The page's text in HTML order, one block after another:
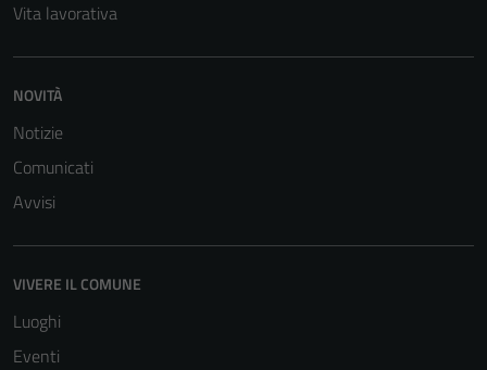
Vita lavorativa
NOVITÀ
Notizie
Comunicati
Avvisi
VIVERE IL COMUNE
Luoghi
Eventi
possono